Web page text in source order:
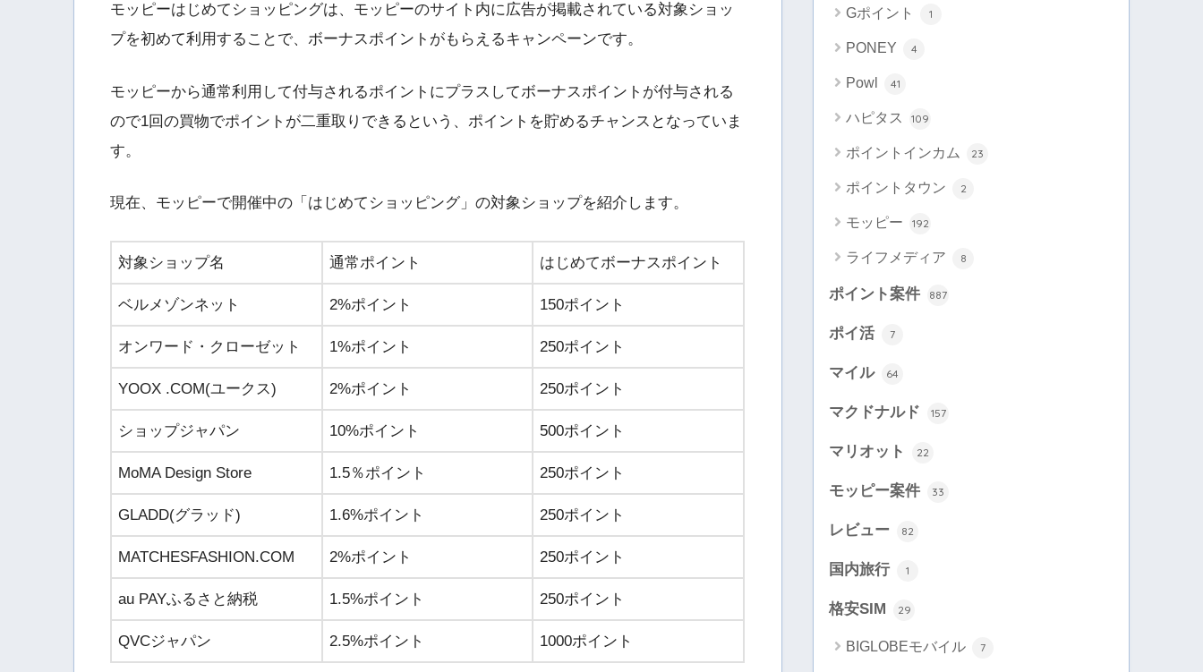
モッピーはじめてショッピングは、モッピーのサイト内に広告が掲載されている対象ショッ
プを初めて利用することで、ボーナスポイントがもらえるキャンペーンです。
モッピーから通常利用して付与されるポイントにプラスしてボーナスポイントが付与される
ので1回の買物でポイントが二重取りできるという、ポイントを貯めるチャンスとなっていま
す。
現在、モッピーで開催中の「はじめてショッピング」の対象ショップを紹介します。
対象ショップ名 通常ポイント はじめてボーナスポイント
ベルメゾンネット 2%ポイント 150ポイント
オンワード・クローゼット 1%ポイント 250ポイント
YOOX .COM(ユークス) 2%ポイント 250ポイント
ショップジャパン 10%ポイント 500ポイント
MoMA Design Store 1.5％ポイント 250ポイント
GLADD(グラッド) 1.6%ポイント 250ポイント
MATCHESFASHION.COM 2%ポイント 250ポイント
au PAYふるさと納税 1.5%ポイント 250ポイント
QVCジャパン 2.5%ポイント 1000ポイント
Gポイント 1
PONEY 4
Powl 41
ハピタス 109
ポイントインカム 23
ポイントタウン 2
モッピー 192
ライフメディア 8
ポイント案件 887
ポイ活 7
マイル 64
マクドナルド 157
マリオット 22
モッピー案件 33
レビュー 82
国内旅行 1
格安SIM 29
BIGLOBEモバイル 7